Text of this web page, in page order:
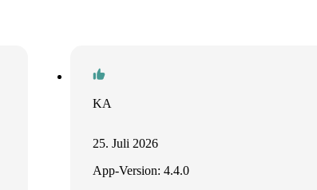
KA
25. Juli 2026
App-Version: 4.4.0